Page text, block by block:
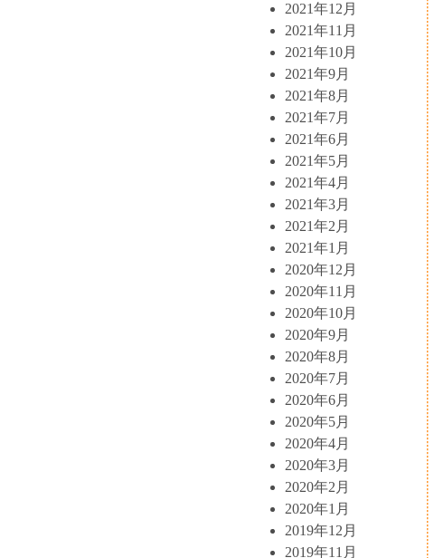
2021年12月
2021年11月
2021年10月
2021年9月
2021年8月
2021年7月
2021年6月
2021年5月
2021年4月
2021年3月
2021年2月
2021年1月
2020年12月
2020年11月
2020年10月
2020年9月
2020年8月
2020年7月
2020年6月
2020年5月
2020年4月
2020年3月
2020年2月
2020年1月
2019年12月
2019年11月